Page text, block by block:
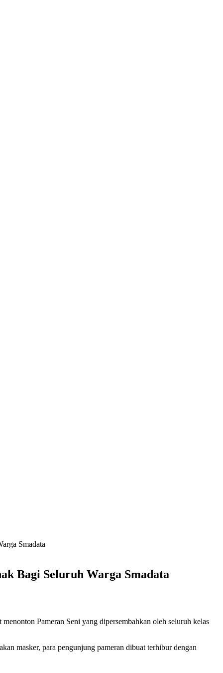
Smadata
Bagi Seluruh Warga Smadata
Pameran Seni yang dipersembahkan oleh seluruh kelas
masker, para pengunjung pameran dibuat terhibur dengan